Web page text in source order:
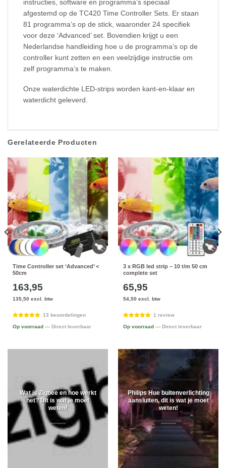
instructies, software en programma’s speciaal
afgestemd op de TC420 Time Controller Sets. Er staan
81 programma’s op de stick, waaronder 24 specifiek
voor deze ‘Advanced’ set. Bovendien krijgt u een
Nederlandse handleiding hoe u de programma’s op de
controller kunt zetten en een veelzijdige instructie om
zelf programma’s te maken.
Onze waterdichte LED-strips worden kant-en-klaar en
waterdicht geleverd.
Gerelateerde Producten
Time Controller set ‘Advanced’ <
50cm
163,95
135,50 excl. btw
13 beoordelingen
Op voorraad — Direct leverbaar
3 x RGB led strip – 10 t/m 50 cm
complete set
65,95
54,50 excl. btw
1 review
Op voorraad — Direct leverbaar
Wat is Zigbee en hoe werkt
het? Dit is wat je moet
weten!
Philips Hue buitenverlichting
aansluiten, dit is wat je moet
weten!